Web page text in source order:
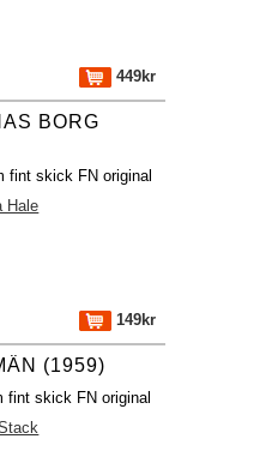
449kr
BORG
fint skick FN original
Hale
149kr
(1959)
fint skick FN original